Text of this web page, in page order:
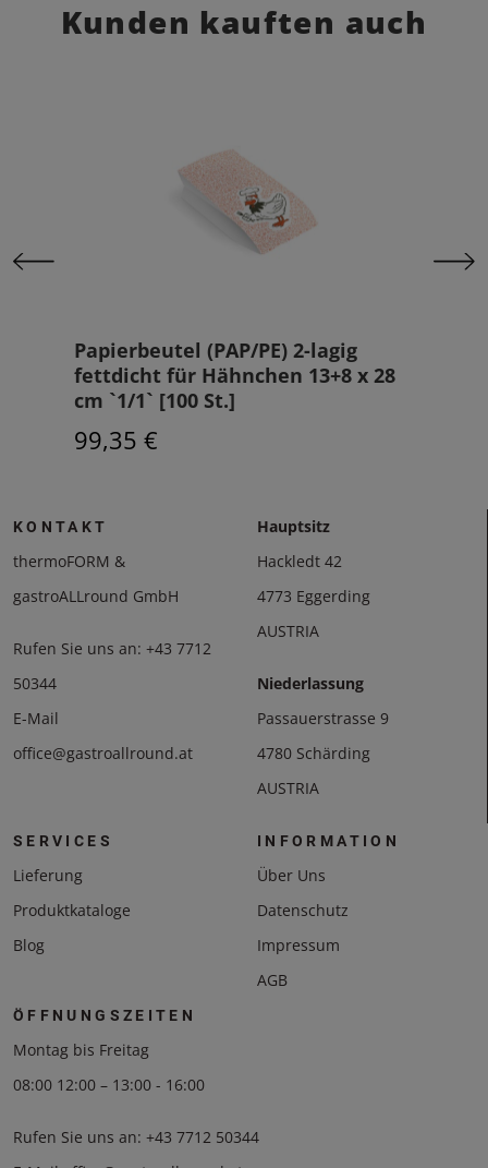
Kunden kauften auch
Papierbeutel (PAP/PE) 2-lagig
fettdicht für Hähnchen 13+8 x 28
cm `1/1` [100 St.]
99,35 €
KONTAKT
thermoFORM &
gastroALLround GmbH
Rufen Sie uns an: +43 7712
50344
E-Mail
office@gastroallround.at
Hauptsitz
Hackledt 42
4773 Eggerding
AUSTRIA
Niederlassung
Passauerstrasse 9
4780 Schärding
AUSTRIA
SERVICES
Lieferung
Produktkataloge
Blog
INFORMATION
Über Uns
Datenschutz
Impressum
AGB
ÖFFNUNGSZEITEN
Montag bis Freitag
08:00 12:00 – 13:00 - 16:00
Rufen Sie uns an: +43 7712 50344